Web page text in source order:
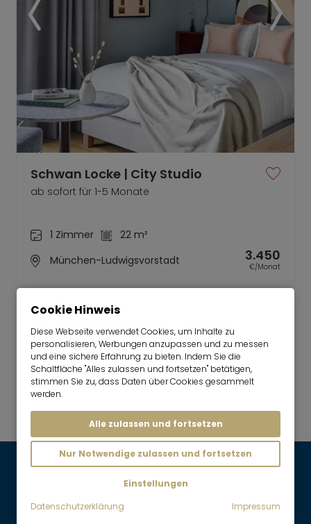
Schwan Locke | City Studio
ab sofort für 1-5 Monate
1 Zimmer
22 m²
München-Ludwigsvorstadt
3.450
€/Monat
Mr. Lodge | Suchen.Finden.Leben.
Mieten
Komfortable 2,5‑Zimmer Wohnung
am Goetheplatz
nach oben
Maklervertrag widerrufen
Cookie Hinweis
Diese Webseite verwendet Cookies, um Inhalte zu
personalisieren, Werbungen anzupassen und zu messen
und eine sichere Erfahrung zu bieten. Indem Sie die
Schaltfläche "Alles zulassen und fortsetzen" betätigen,
stimmen Sie zu, dass Daten über Cookies gesammelt
werden.
Alle zulassen und fortsetzen
Nur Notwendige zulassen und fortsetzen
Einstellungen
Datenschutzerklärung
Impressum